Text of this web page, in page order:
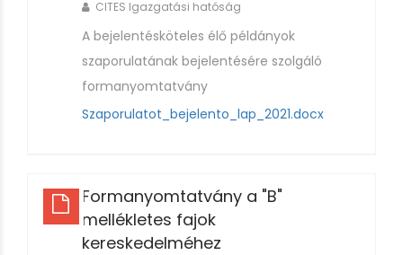
CITES Igazgatási hatóság
A bejelentésköteles élő példányok
szaporulatának bejelentésére szolgáló
formanyomtatvány
Szaporulatot_bejelento_lap_2021.docx
Formanyomtatvány a "B"
mellékletes fajok
kereskedelméhez